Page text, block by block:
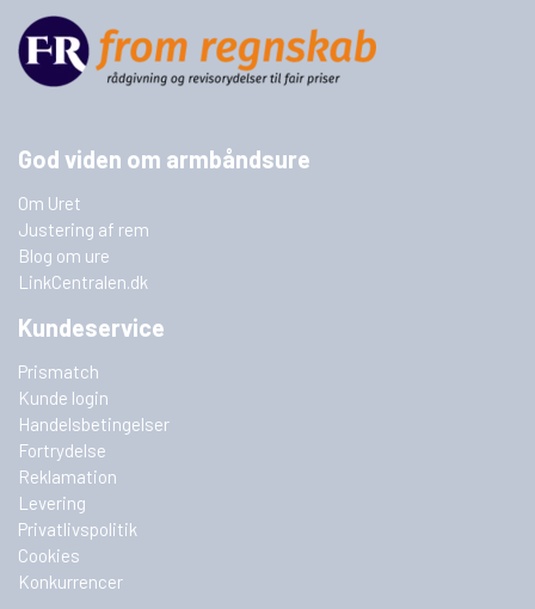
God viden om armbåndsure
Om Uret
Justering af rem
Blog om ure
LinkCentralen.dk
Kundeservice
Prismatch
Kunde login
Handelsbetingelser
Fortrydelse
Reklamation
Levering
Privatlivspolitik
Cookies
Konkurrencer